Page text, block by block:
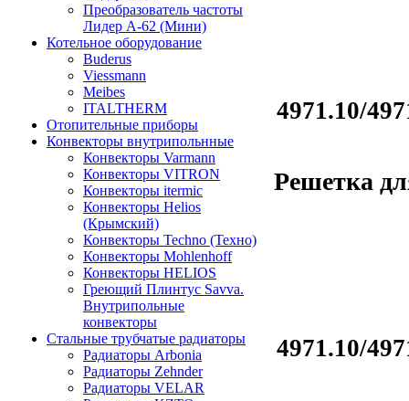
Преобразователь частоты
Лидер А-62 (Мини)
Котельное оборудование
Buderus
Viessmann
Meibes
ITALTHERM
Отопительные приборы
Конвекторы внутрипольнные
Конвекторы Varmann
Конвекторы VITRON
Конвекторы itermic
Конвекторы Helios
(Крымский)
Конвекторы Techno (Техно)
Конвекторы Mohlenhoff
Конвекторы HELIOS
Греющий Плинтус Savva.
Внутрипольные
конвекторы
Стальные трубчатые радиаторы
Радиаторы Arbonia
Радиаторы Zehnder
Радиаторы VELAR
4971.10/
Решетка
4971.10/